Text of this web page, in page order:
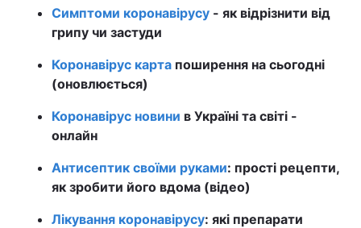
Симптоми коронавірусу - як відрізнити від
грипу чи застуди
Коронавірус карта поширення на сьогодні
(оновлюється)
Коронавірус новини в Україні та світі -
онлайн
Антисептик своїми руками: прості рецепти,
як зробити його вдома (відео)
Лікування коронавірусу: які препарати